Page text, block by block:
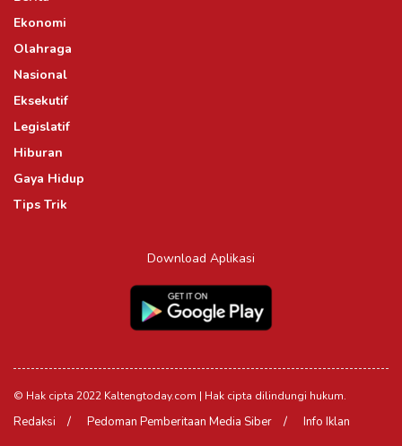
Ekonomi
Olahraga
Nasional
Eksekutif
Legislatif
Hiburan
Gaya Hidup
Tips Trik
Download Aplikasi
© Hak cipta 2022 Kaltengtoday.com | Hak cipta dilindungi hukum.
Redaksi Pedoman Pemberitaan Media Siber Info Iklan